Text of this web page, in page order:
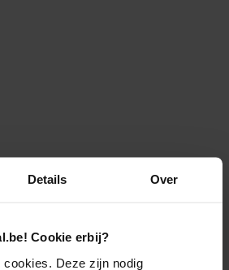
Details Over
Cookie erbij?
cookies. Deze zijn nodig